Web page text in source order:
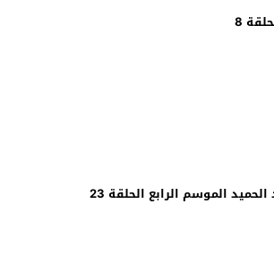
8
الموسم الرابع الحلقة 23